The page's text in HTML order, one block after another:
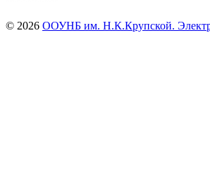
© 2026 ООУНБ им. Н.К.Крупской.